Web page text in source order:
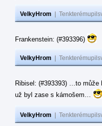
VelkyHrom
Frankenstein: (#393396)
VelkyHrom
Ribisel: (#393393) …to
už byl zase s kámošem…
VelkyHrom